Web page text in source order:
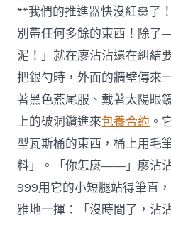
**我們的推進器快沒紅棗了
別帶任何多餘的東西！除了
泥！」就在廖沾沾還在糾結
把銀勺時，外面的牆壁傳來
著黑色燕尾服、戴著太陽眼
上的破洞鑽進來包養合約 。
型瓦斯桶的東西，桶上用毛
料」。「你怎麼——」廖沾
999用它的小短腿站得筆直
雅地一揮：「沒時間了，沾